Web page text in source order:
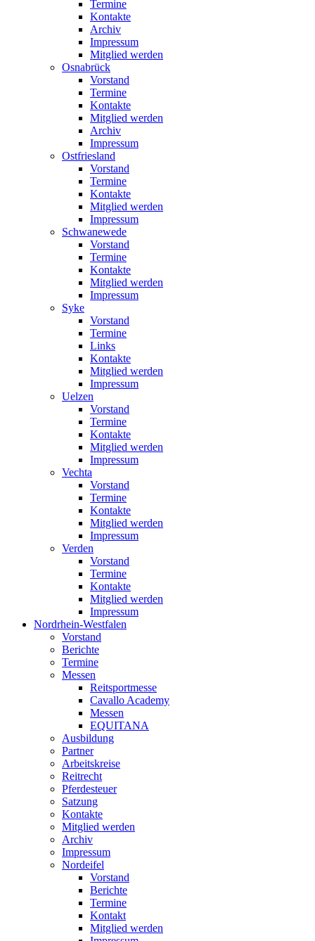
Termine
Kontakte
Archiv
Impressum
Mitglied werden
Osnabrück
Vorstand
Termine
Kontakte
Mitglied werden
Archiv
Impressum
Ostfriesland
Vorstand
Termine
Kontakte
Mitglied werden
Impressum
Schwanewede
Vorstand
Termine
Kontakte
Mitglied werden
Impressum
Syke
Vorstand
Termine
Links
Kontakte
Mitglied werden
Impressum
Uelzen
Vorstand
Termine
Kontakte
Mitglied werden
Impressum
Vechta
Vorstand
Termine
Kontakte
Mitglied werden
Impressum
Verden
Vorstand
Termine
Kontakte
Mitglied werden
Impressum
Nordrhein-Westfalen
Vorstand
Berichte
Termine
Messen
Reitsportmesse
Cavallo Academy
Messen
EQUITANA
Ausbildung
Partner
Arbeitskreise
Reitrecht
Pferdesteuer
Satzung
Kontakte
Mitglied werden
Archiv
Impressum
Nordeifel
Vorstand
Berichte
Termine
Kontakt
Mitglied werden